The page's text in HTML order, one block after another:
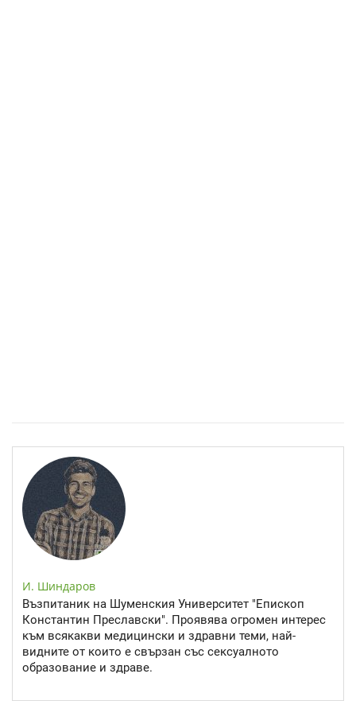
И. Шиндаров
Възпитаник на Шуменския Университет "Епископ
Константин Преславски". Проявява огромен интерес
към всякакви медицински и здравни теми, най-
видните от които е свързан със сексуалното
образование и здраве.